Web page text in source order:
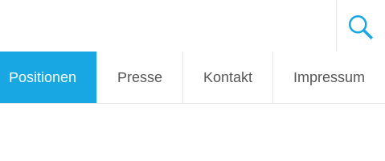
Positionen Presse Kontakt Impressum